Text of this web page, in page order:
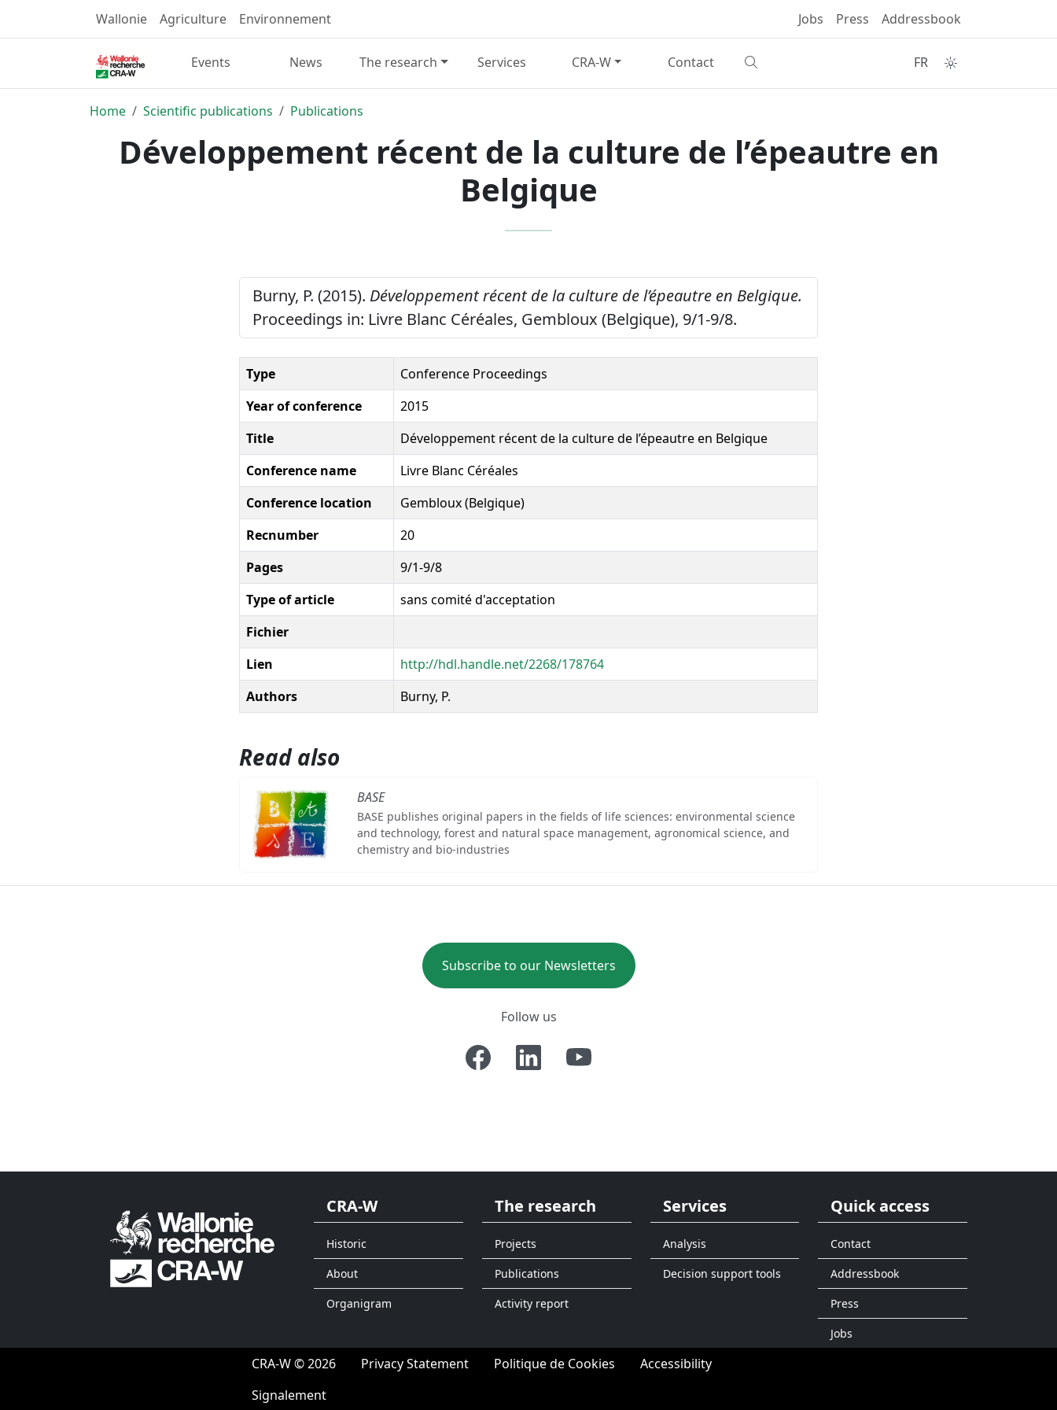
Wallonie Agriculture Environnement Jobs Press Addressbook
Events News The research Services CRA-W Contact FR
Home Scientific publications Publications
Développement récent de la culture de l’épeautre en
Belgique
Burny, P. (2015). Développement récent de la culture de l’épeautre en Belgique.
Proceedings in: Livre Blanc Céréales, Gembloux (Belgique), 9/1-9/8.
Type
Conference Proceedings
Year of conference
2015
Title
Développement récent de la culture de l’épeautre en Belgique
Conference name
Livre Blanc Céréales
Conference location
Gembloux (Belgique)
Recnumber
20
Pages
9/1-9/8
Type of article
sans comité d'acceptation
Fichier
Lien
http://hdl.handle.net/2268/178764
Authors
Burny, P.
Read also
BASE
BASE publishes original papers in the fields of life sciences: environmental science
and technology, forest and natural space management, agronomical science, and
chemistry and bio-industries
Subscribe to our Newsletters
Follow us
CRA-W
Historic
About
Organigram
The research
Projects
Publications
Activity report
Services
Analysis
Decision support tools
Quick access
Contact
Addressbook
Press
Jobs
CRA-W © 2026 Privacy Statement Politique de Cookies
Accessibility
Signalement